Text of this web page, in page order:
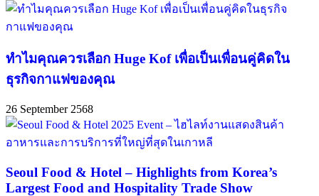
ทำไมคุณควรเลือก Huge Kof เพื่อเป็นเพื่อนคู่คิดใน
ธุรกิจกาแฟของคุณ
26 September 2568
Seoul Food & Hotel – Highlights from Korea’s
Largest Food and Hospitality Trade Show